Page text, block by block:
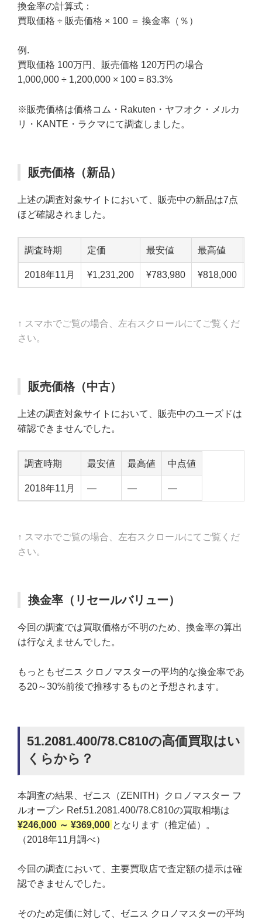
換金率の計算式：
買取価格 ÷ 販売価格 × 100 ＝ 換金率（％）
例.
買取価格 100万円、販売価格 120万円の場合
1,000,000 ÷ 1,200,000 × 100 = 83.3%
※販売価格は価格コム・Rakuten・ヤフオク・メルカ
リ・KANTE・ラクマにて調査しました。
販売価格（新品）
上述の調査対象サイトにおいて、販売中の新品は7点
ほど確認されました。
調査時期 定価 最安値 最高値
2018年11月 ¥1,231,200 ¥783,980 ¥818,000
↑ スマホでご覧の場合、左右スクロールにてご覧くだ
さい。
販売価格（中古）
上述の調査対象サイトにおいて、販売中のユーズドは
確認できませんでした。
調査時期 最安値 最高値 中点値
2018年11月 — — —
↑ スマホでご覧の場合、左右スクロールにてご覧くだ
さい。
換金率（リセールバリュー）
今回の調査では買取価格が不明のため、換金率の算出
は行なえませんでした。
もっともゼニス クロノマスターの平均的な換金率であ
る20～30%前後で推移するものと予想されます。
51.2081.400/78.C810の高価買取はい
くらから？
本調査の結果、ゼニス（ZENITH）クロノマスター フ
ルオープン Ref.51.2081.400/78.C810の買取相場は
¥246,000 ～ ¥369,000 となります（推定値）。
（2018年11月調べ）
今回の調査において、主要買取店で査定額の提示は確
認できませんでした。
そのため定価に対して、ゼニス クロノマスターの平均